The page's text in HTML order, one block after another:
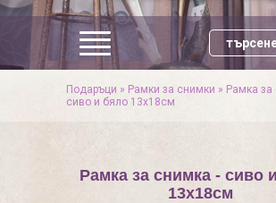
Подаръци » Рамки за снимки » Рамка за
сиво и бяло 13х18см
Рамка за снимка - сиво
13х18см